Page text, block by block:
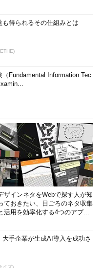
得られるその仕組みとは
Fundamental Information Tec
ザインネタをWebで探す人が知
ておきたい、日ごろのネタ収集
活用を効率化する4つのアプリ
手企業が生成AI導入を成功さ
イズ)